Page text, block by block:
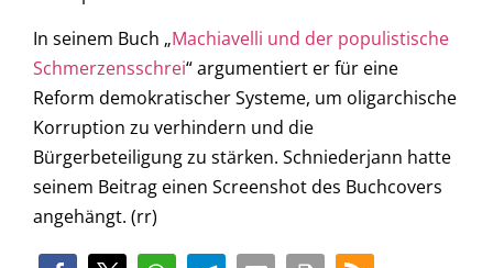
In seinem Buch „Machiavelli und der populistische
Schmerzensschrei“ argumentiert er für eine
Reform demokratischer Systeme, um oligarchische
Korruption zu verhindern und die
Bürgerbeteiligung zu stärken. Schniederjann hatte
seinem Beitrag einen Screenshot des Buchcovers
angehängt. (rr)